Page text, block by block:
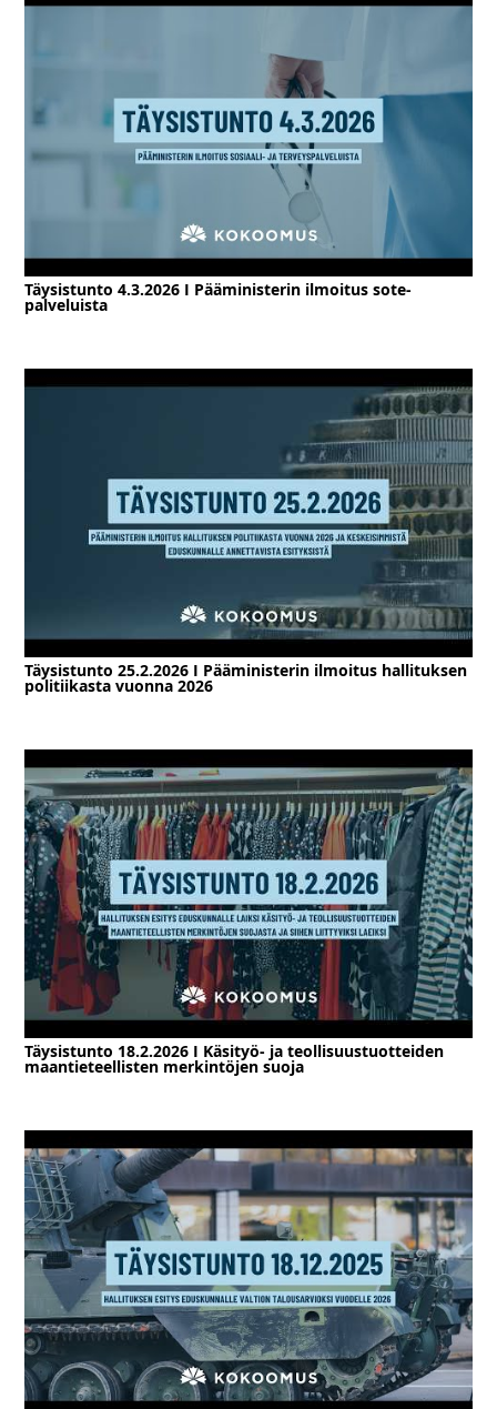
Täysistunto 4.3.2026 I Pääministerin ilmoitus sote-
palveluista
Täysistunto 25.2.2026 I Pääministerin ilmoitus hallituksen
politiikasta vuonna 2026
Täysistunto 18.2.2026 I Käsityö- ja teollisuustuotteiden
maantieteellisten merkintöjen suoja